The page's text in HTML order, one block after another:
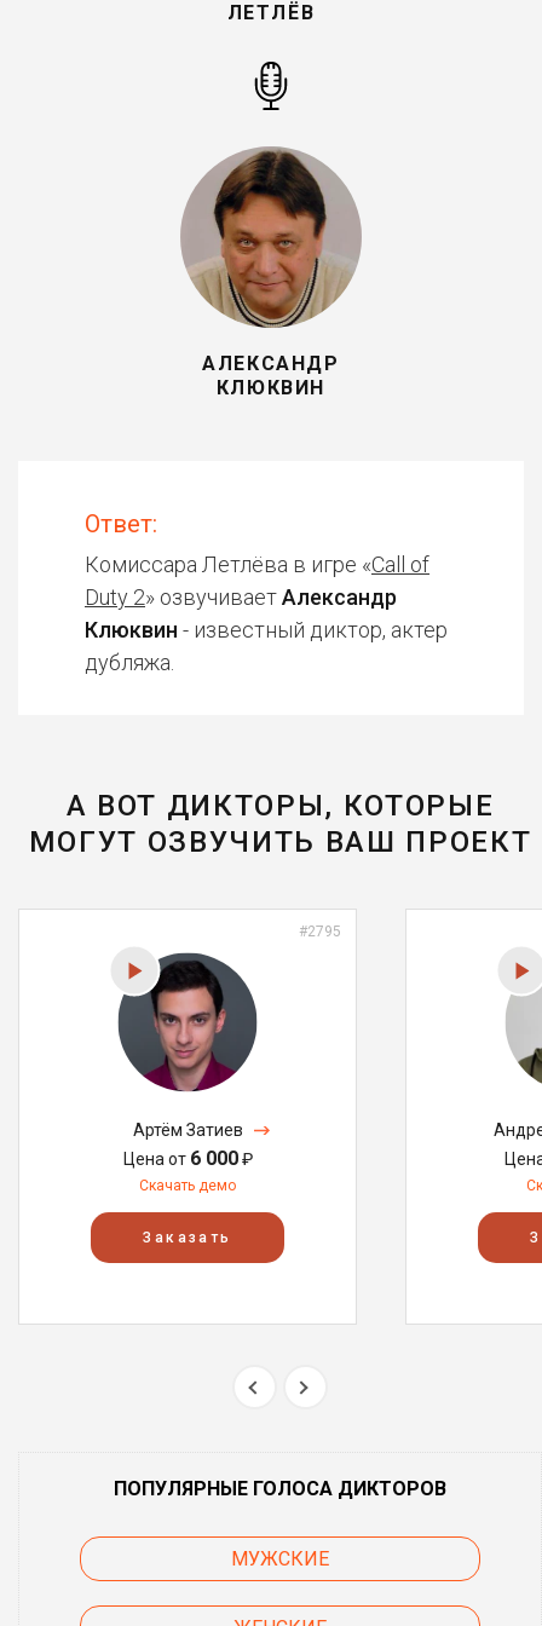
ЛЕТЛЁВ
АЛЕКСАНДР
КЛЮКВИН
Ответ:
Комиссара Летлёва в игре «Call of
Duty 2» озвучиваетАлександр
Клюквин - известный диктор, актер
дубляжа.
А ВОТ ДИКТОРЫ, КОТОРЫЕ
МОГУТ ОЗВУЧИТЬ ВАШ ПРОЕКТ
#2795
Артём Затиев
Цена от 6 000₽
Скачать демо
Заказать
ПОПУЛЯРНЫЕ ГОЛОСА ДИКТОРОВ
МУЖСКИЕ